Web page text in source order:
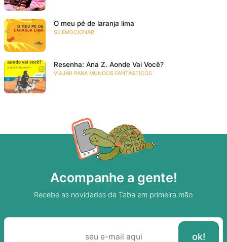
O meu pé de laranja lima
SE EMOCIONAR
Resenha: Ana Z. Aonde Vai Você?
VIAJAR PARA MUNDOS FANTÁSTICOS
Acompanhe a gente!
Recebe as novidades da Taba em primeira mão